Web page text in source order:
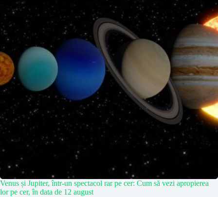
Venus și Jupiter, într-un spectacol rar pe cer: Cum să vezi apropierea
lor pe cer, în data de 12 august